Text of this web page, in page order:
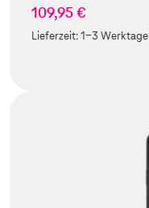
109,95 €
Lieferzeit:1-3 Werktage